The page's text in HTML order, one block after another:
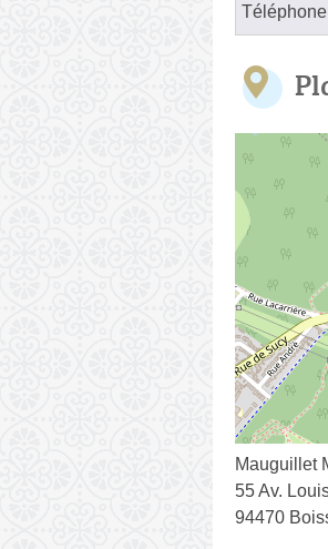
Téléphone
Mauguillet
55 Av.
94470